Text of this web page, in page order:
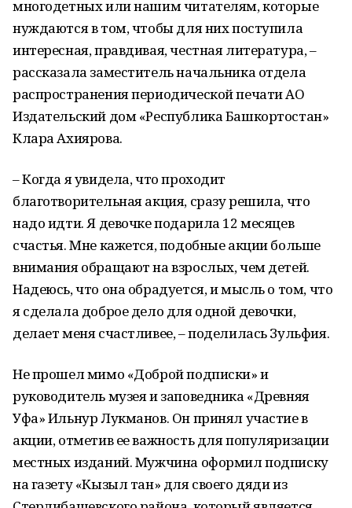
многодетных или нашим читателям, которые
нуждаются в том, чтобы для них поступила
интересная, правдивая, честная литература, –
рассказала заместитель начальника отдела
распространения периодической печати АО
Издательский дом «Республика Башкортостан»
Клара Ахиярова.
– Когда я увидела, что проходит
благотворительная акция, сразу решила, что
надо идти. Я девочке подарила 12 месяцев
счастья. Мне кажется, подобные акции больше
внимания обращают на взрослых, чем детей.
Надеюсь, что она обрадуется, и мысль о том, что
я сделала доброе дело для одной девочки,
делает меня счастливее, – поделилась Зульфия.
Не прошел мимо «Доброй подписки» и
руководитель музея и заповедника «Древняя
Уфа» Ильнур Лукманов. Он принял участие в
акции, отметив ее важность для популяризации
местных изданий. Мужчина оформил подписку
на газету «Кызыл тан» для своего дяди из